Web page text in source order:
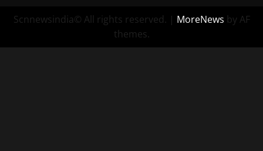
Scnnewsindia© All rights reserved. | MoreNews by AF
themes.